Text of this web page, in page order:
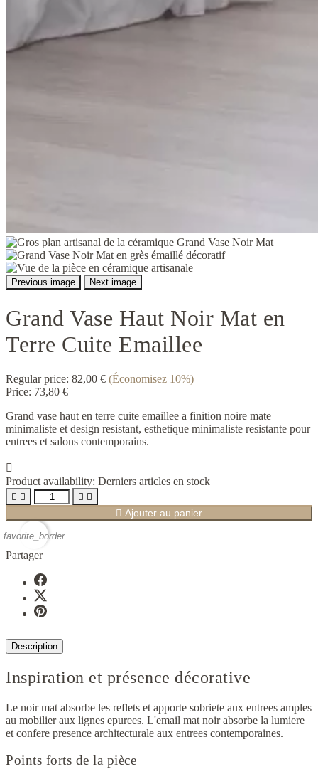
Previous image Next image
Grand Vase Haut Noir Mat en
Terre Cuite Emaillee
Regular price: 82,00 € (Économisez 10%)
Price: 73,80 €
Grand vase haut en terre cuite emaillee a finition noire mate
minimaliste et design resistant, esthetique minimaliste resistante pour
entrees et salons contemporains.

Product availability: Derniers articles en stock
   
 Ajouter au panier
favorite_border
Partager
Description
Inspiration et présence décorative
Le noir mat absorbe les reflets et apporte sobriete aux entrees amples
au mobilier aux lignes epurees. L'email mat noir absorbe la lumiere
et confere presence architecturale aux entrees contemporaines.
Points forts de la pièce